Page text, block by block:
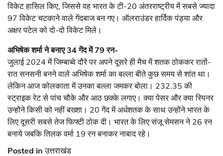
विकेट हासिल किए, जिससे वह भारत के टी-20 अंतरराष्ट्रीय में सबसे ज्यादा
97 विकेट चटकाने वाले गेंदबाज बन गए। ऑलराउंडर हार्दिक पंड्या और
अक्षर पटेल को दो-दो विकेट मिले।
अभिषेक शर्मा ने बनाए 34 गेंद में 79 रन-
जुलाई 2024 में जिम्बाब्वे दौरे पर अपने दूसरे ही मैच में शतक ठोककर रातों-
रात सनसनी बनने वाले अभिषेक शर्मा का बल्ला बीते कुछ समय से शांत था।
लेकिन आज कोलकाता में उनका बल्ला जमकर बोला। 232.35 की
स्ट्राइक रेट से पांच चौके और आठ छक्के लगाए। क्या पेसर और क्या स्पिनर
उन्होंने किसी को नहीं बख्शा। 20 गेंद में अर्धशतक के साथ उन्होंने भारत के
लिए दूसरी सबसे तेज फिफ्टी ठोक दी। भारत के लिए संजू सेमसन ने 26 रन
बनाये जबकि तिलक वर्मा 19 रन बनाकर नाबाद रहे।
Posted inउत्तराखंड